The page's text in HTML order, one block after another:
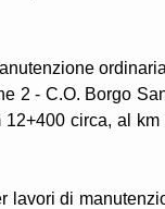
2 - C.O. Borgo
circa, al
di